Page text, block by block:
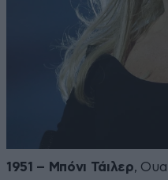
1951 – Μπόνι Τάιλερ,